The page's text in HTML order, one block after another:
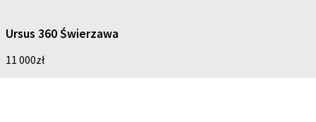
Ursus 360 Świerzawa
11 000zł